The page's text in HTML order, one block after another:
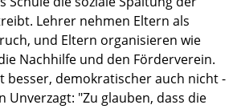
Lehrer nehmen Eltern als
und Eltern organisieren wie
Nachhilfe und den Förderverein.
besser, demokratischer auch nicht -
Unverzagt: "Zu glauben, dass die